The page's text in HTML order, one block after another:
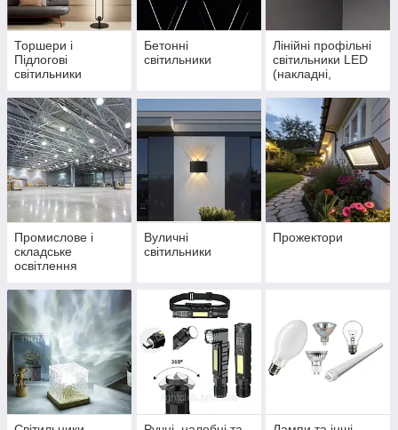
Торшери і
Підлогові
світильники
Бетонні
світильники
Лінійні профільні
світильники LED
(накладні,
Промислове і
складське
освітлення
Вуличні
світильники
Прожектори